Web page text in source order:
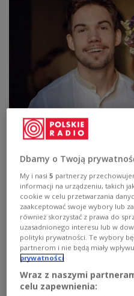
«Умоўныя»: Наста і Кірыл
Наста і Кірыл –
у Тбілісі. А вядомыя
вядуцьпадкастпад
«Умоўныя». У ім
мову, літаратуру,
беларускай
простай, даступнай і
Мы папрасілі маладых
творчую працу. Першае
Dbamy o Twoją
My i nasi5 partnerzy
informacji na urządzeniu, takich
cookie w celu przetwarzania
zaakceptować swoje wybory lub
również skorzystać z prawa do
uzasadnionego interesu lub w
polityki prywatności. Te wybory
partnerom i nie będą miały
prywatności
Wraz z naszymi
celu zapewnienia: